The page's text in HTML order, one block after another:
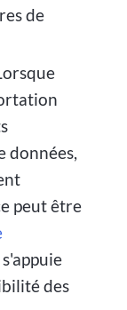
de
données,
peut être
s'appuie
des